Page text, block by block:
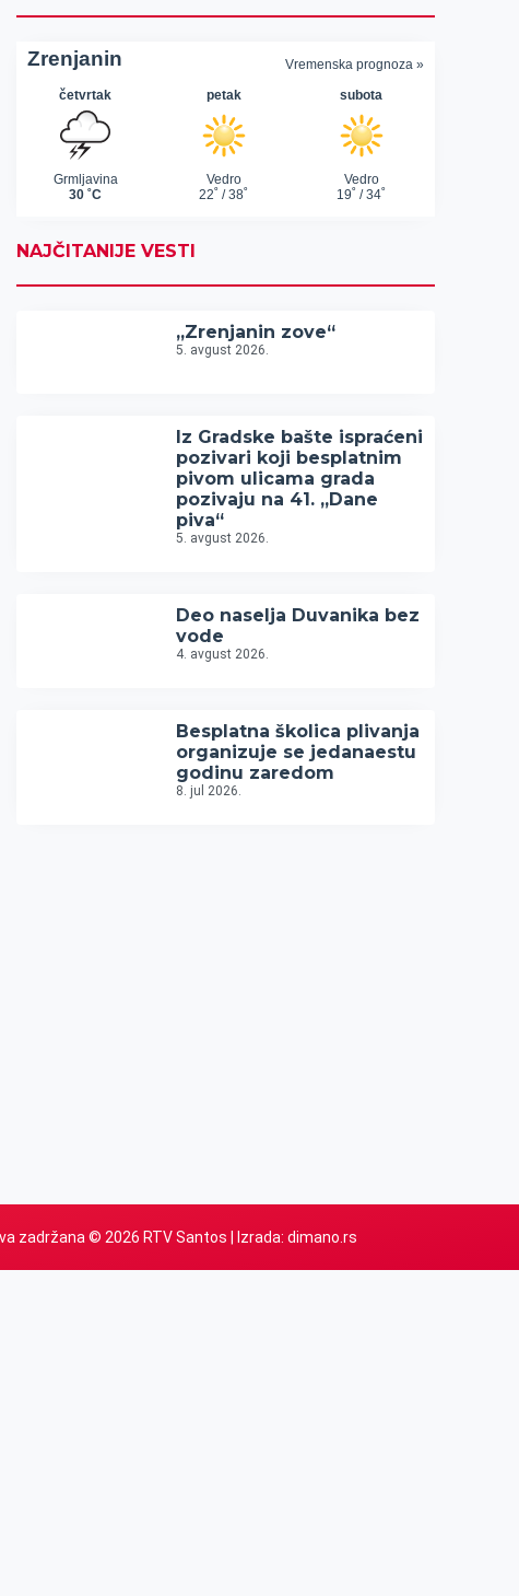
NAJČITANIJE VESTI
„Zrenjanin zove“
5. avgust 2026.
Iz Gradske bašte ispraćeni
pozivari koji besplatnim
pivom ulicama grada
pozivaju na 41. „Dane
piva“
5. avgust 2026.
Deo naselja Duvanika bez
vode
4. avgust 2026.
Besplatna školica plivanja
organizuje se jedanaestu
godinu zaredom
8. jul 2026.
zadržana © 2026 RTV Santos | Izrada: dimano.rs